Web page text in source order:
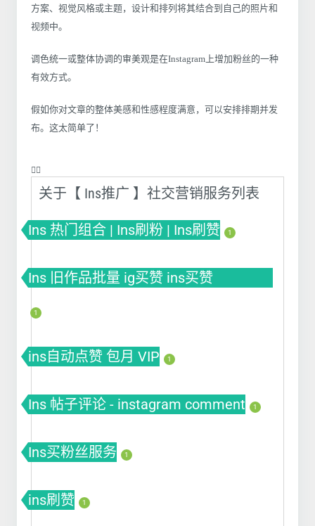
方案、视觉风格或主题，设计和排列将其结合到自己的照片和
视频中。
调色统一或整体协调的审美观是在Instagram上增加粉丝的一种
有效方式。
假如你对文章的整体美感和性感程度满意，可以安排排期并发
布。这太简单了！
❤️‍🔥
关于【 Ins推广 】社交营销服务列表
Ins 热门组合 | Ins刷粉 | Ins刷赞 1
Ins 旧作品批量 ig买赞 ins买赞
1
ins自动点赞 包月 VIP 1
Ins 帖子评论 - instagram comment 1
Ins买粉丝服务 1
ins刷赞 1